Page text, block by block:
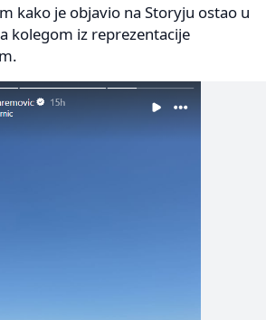
kako je objavio na Storyju ostao u
kolegom iz reprezentacije